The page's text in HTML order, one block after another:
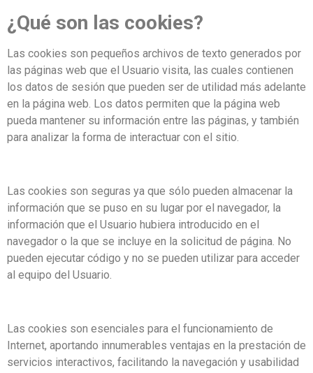
¿Qué son las cookies?
Las cookies son pequeños archivos de texto generados por
las páginas web que el Usuario visita, las cuales contienen
los datos de sesión que pueden ser de utilidad más adelante
en la página web. Los datos permiten que la página web
pueda mantener su información entre las páginas, y también
para analizar la forma de interactuar con el sitio.
Las cookies son seguras ya que sólo pueden almacenar la
información que se puso en su lugar por el navegador, la
información que el Usuario hubiera introducido en el
navegador o la que se incluye en la solicitud de página. No
pueden ejecutar código y no se pueden utilizar para acceder
al equipo del Usuario.
Las cookies son esenciales para el funcionamiento de
Internet, aportando innumerables ventajas en la prestación de
servicios interactivos, facilitando la navegación y usabilidad